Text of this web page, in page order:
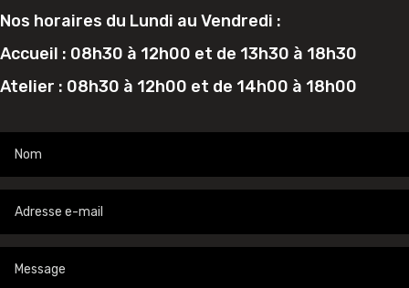
Nos horaires du Lundi au Vendredi :
Accueil : 08h30 à 12h00 et de 13h30 à 18h30
Atelier : 08h30 à 12h00 et de 14h00 à 18h00